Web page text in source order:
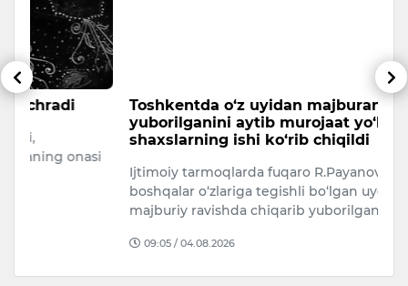
Toshkentda o‘z uyidan majburan chiqarib
yuborilganini aytib murojaat yo‘llagan
shaxslarning ishi ko‘rib chiqildi
Ijtimoiy tarmoqlarda fuqaro R.Payanov va
boshqalar o‘zlariga tegishli bo‘lgan uydan
majburiy ravishda chiqarib yuborilganlik…
09:05 / 04.08.2026